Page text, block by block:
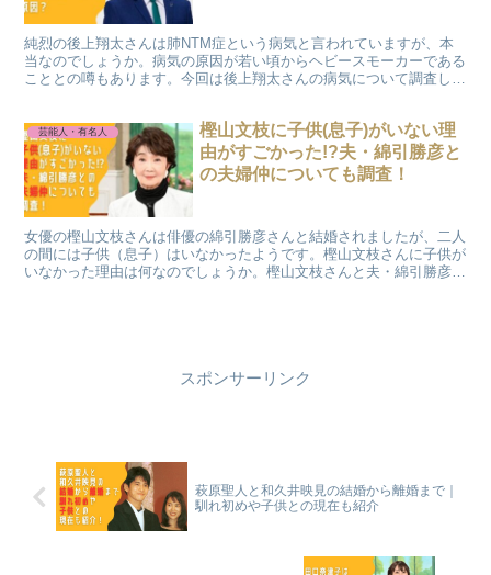
純烈の後上翔太さんは肺NTM症という病気と言われていますが、本
当なのでしょうか。病気の原因が若い頃からヘビースモーカーである
こととの噂もあります。今回は後上翔太さんの病気について調査した
芸能人・有名人
樫山文枝に子供(息子)がいない理
由がすごかった!?夫・綿引勝彦と
の夫婦仲についても調査！
女優の樫山文枝さんは俳優の綿引勝彦さんと結婚されましたが、二人
の間には子供（息子）はいなかったようです。樫山文枝さんに子供が
いなかった理由は何なのでしょうか。樫山文枝さんと夫・綿引勝彦さ
スポンサーリンク
萩原聖人と和久井映見の結婚から離婚まで｜
馴れ初めや子供との現在も紹介